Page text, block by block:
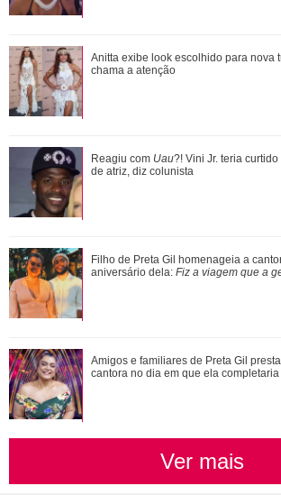
Amigos e familiares de Preta Gil
cantora no dia em que ela completaria
Preta Gil, Rita Lee, Paulo Gustavo...
cinzas dos famosos
Confira filmes em que as cenas de
Ariana Grande faz desabafo em show
pausar a carreira: Não foi uma
Anitta exibe look escolhido para nova
chama a atenção
Reagiu com Uau?! Vini Jr. teria
de atriz, diz colunista
Filho de Preta Gil homenageia a
aniversário dela: Fiz a viagem que a
Amigos e familiares de Preta Gil
cantora no dia em que ela
Ver mais